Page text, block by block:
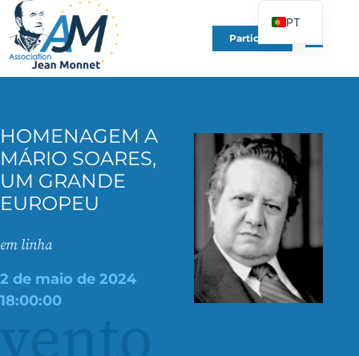
Participe
HOMENAGEM A
MÁRIO SOARES,
UM GRANDE
EUROPEU
em linha
2 de maio de 2024
18:00:00
PT
FR
EN
IT
PL
UK